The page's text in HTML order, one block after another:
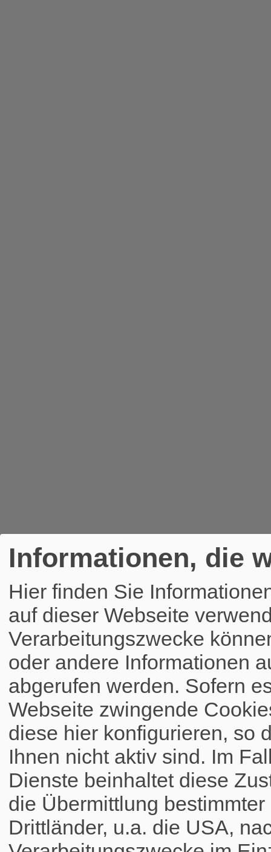
Informationen, die
Hier finden Sie
auf dieser Webseite
Verarbeitungszwecke
oder andere Informationen
abgerufen werden. Sofern
Webseite zwingende
diese hier konfigurieren, so
Ihnen nicht aktiv sind. Im
Dienste beinhaltet diese
die Übermittlung
Drittländer, u.a. die USA,